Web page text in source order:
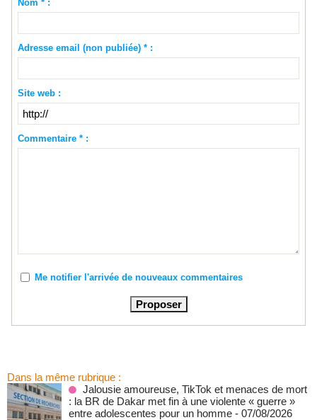
Nom * :
Adresse email (non publiée) * :
Site web :
Commentaire * :
Me notifier l'arrivée de nouveaux commentaires
Dans la même rubrique :
Jalousie amoureuse, TikTok et menaces de mort
: la BR de Dakar met fin à une violente « guerre »
entre adolescentes pour un homme - 07/08/2026